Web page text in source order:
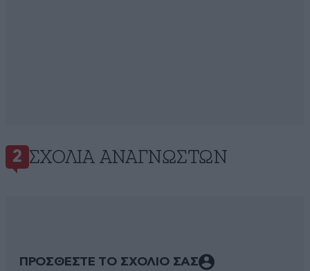
2 ΣΧΌΛΙΑ ΑΝΑΓΝΩΣΤΏΝ
ΠΡΟΣΘΕΣΤΕ ΤΟ ΣΧΟΛΙΟ ΣΑΣ